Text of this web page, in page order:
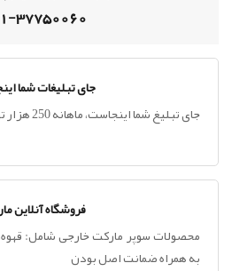
37750060
جای تبلیغات شما
جای تبلیغ شما اینجاست، ماهانه 250 هزار تومان با لینک مستقیم
فروشگاه آنلاین
محصولات سوپر مارکت خارجی شامل:
به همراه ضمانت اصل بودن